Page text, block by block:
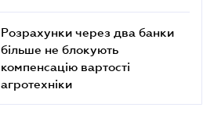
Розрахунки через два банки
більше не блокують
компенсацію вартості
агротехніки